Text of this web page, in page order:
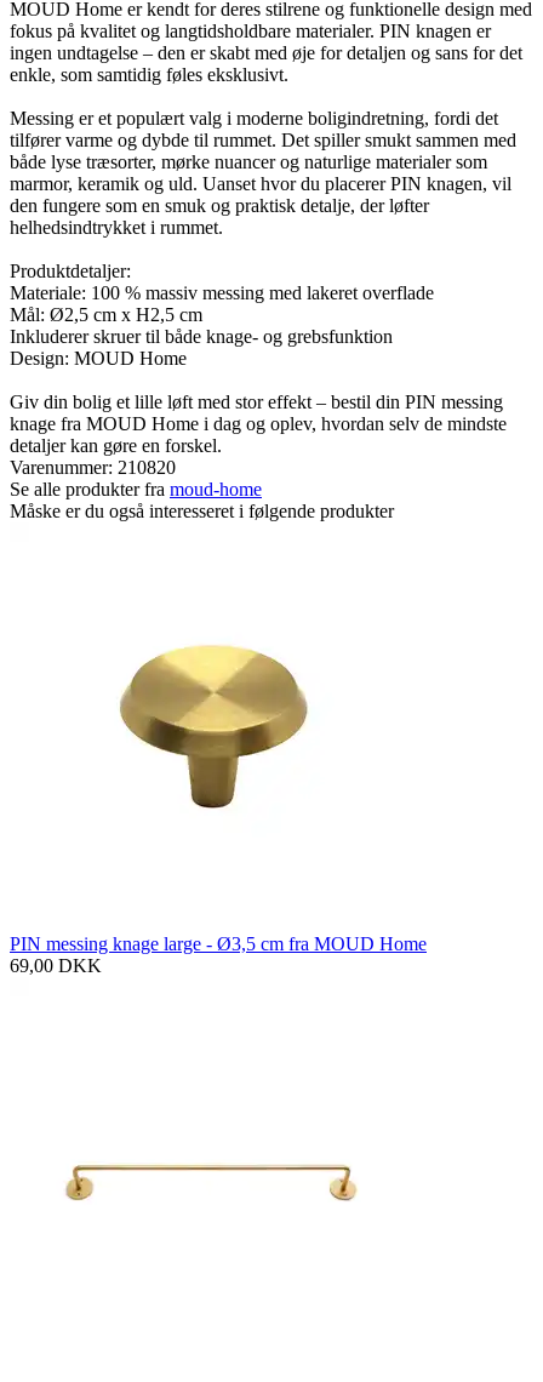
MOUD Home er kendt for deres stilrene og funktionelle design med
fokus på kvalitet og langtidsholdbare materialer. PIN knagen er
ingen undtagelse – den er skabt med øje for detaljen og sans for det
enkle, som samtidig føles eksklusivt.
Messing er et populært valg i moderne boligindretning, fordi det
tilfører varme og dybde til rummet. Det spiller smukt sammen med
både lyse træsorter, mørke nuancer og naturlige materialer som
marmor, keramik og uld. Uanset hvor du placerer PIN knagen, vil
den fungere som en smuk og praktisk detalje, der løfter
helhedsindtrykket i rummet.
Produktdetaljer:
Materiale: 100 % massiv messing med lakeret overflade
Mål: Ø2,5 cm x H2,5 cm
Inkluderer skruer til både knage- og grebsfunktion
Design: MOUD Home
Giv din bolig et lille løft med stor effekt – bestil din PIN messing
knage fra MOUD Home i dag og oplev, hvordan selv de mindste
detaljer kan gøre en forskel.
Varenummer: 210820
Se alle produkter fra moud-home
Måske er du også interesseret i følgende produkter
PIN messing knage large - Ø3,5 cm fra MOUD Home
69,00 DKK